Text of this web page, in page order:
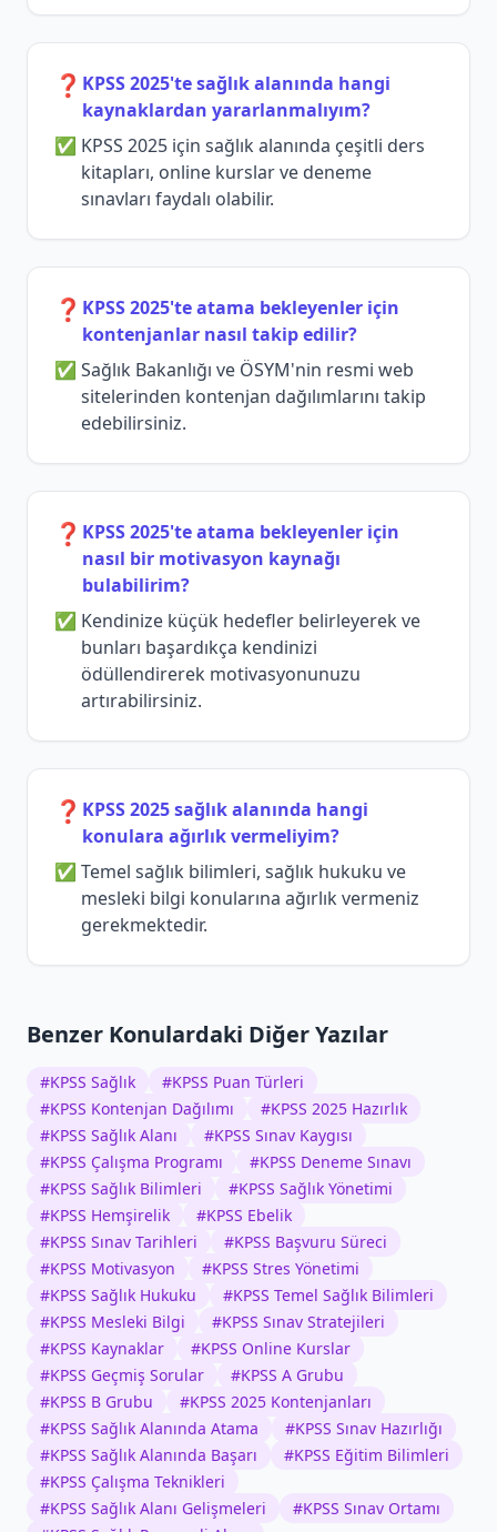
❓ KPSS 2025'te sağlık alanında hangi
kaynaklardan yararlanmalıyım?
KPSS 2025 için sağlık alanında çeşitli ders
kitapları, online kurslar ve deneme
sınavları faydalı olabilir.
❓ KPSS 2025'te atama bekleyenler için
kontenjanlar nasıl takip edilir?
Sağlık Bakanlığı ve ÖSYM'nin resmi web
sitelerinden kontenjan dağılımlarını takip
edebilirsiniz.
❓ KPSS 2025'te atama bekleyenler için
nasıl bir motivasyon kaynağı
bulabilirim?
Kendinize küçük hedefler belirleyerek ve
bunları başardıkça kendinizi
ödüllendirerek motivasyonunuzu
artırabilirsiniz.
❓ KPSS 2025 sağlık alanında hangi
konulara ağırlık vermeliyim?
Temel sağlık bilimleri, sağlık hukuku ve
mesleki bilgi konularına ağırlık vermeniz
gerekmektedir.
Benzer Konulardaki Diğer Yazılar
#KPSS Sağlık #KPSS Puan Türleri
#KPSS Kontenjan Dağılımı #KPSS 2025 Hazırlık
#KPSS Sağlık Alanı #KPSS Sınav Kaygısı
#KPSS Çalışma Programı #KPSS Deneme Sınavı
#KPSS Sağlık Bilimleri #KPSS Sağlık Yönetimi
#KPSS Hemşirelik #KPSS Ebelik
#KPSS Sınav Tarihleri #KPSS Başvuru Süreci
#KPSS Motivasyon #KPSS Stres Yönetimi
#KPSS Sağlık Hukuku #KPSS Temel Sağlık Bilimleri
#KPSS Mesleki Bilgi #KPSS Sınav Stratejileri
#KPSS Kaynaklar #KPSS Online Kurslar
#KPSS Geçmiş Sorular #KPSS A Grubu
#KPSS B Grubu #KPSS 2025 Kontenjanları
#KPSS Sağlık Alanında Atama #KPSS Sınav Hazırlığı
#KPSS Sağlık Alanında Başarı #KPSS Eğitim Bilimleri
#KPSS Çalışma Teknikleri
#KPSS Sağlık Alanı Gelişmeleri #KPSS Sınav Ortamı